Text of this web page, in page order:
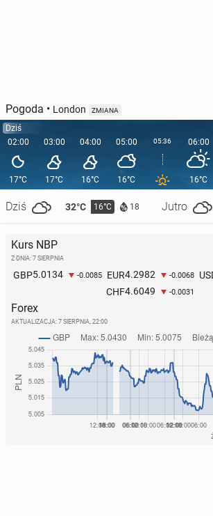
Pogoda • London ZMIANA
Dziś
02:00
17°C
Dziś 32°C 16°C 18 Jutro
03:00
17°C
04:00
16°C
05:00
16°C
05:36 06:00
16°C
Kurs NBP
Z DNIA: 7 SIERPNIA
GBP5.0134 -0.0085 EUR4.2982 -0.0068
CHF4.6049 -0.0031
Forex
AKTUALIZACJA: 7 SIERPNIA, 22:00